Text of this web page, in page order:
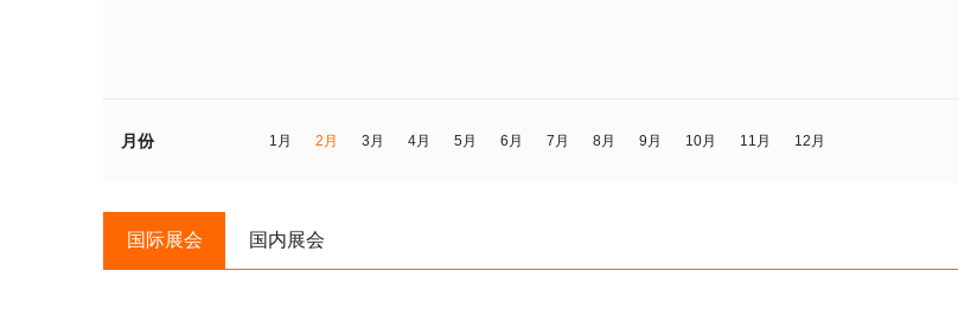
月份 1月 2月 3月 4月 5月 6月 7月 8月 9月 10月 11月 12月
国际展会 国内展会